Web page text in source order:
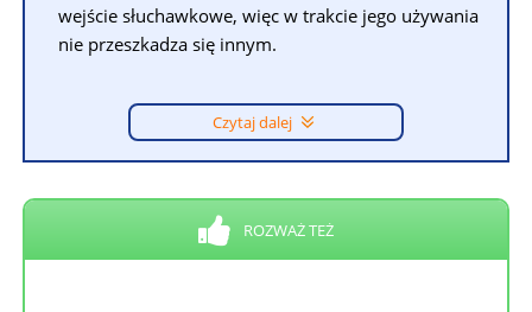
wejście słuchawkowe, więc w trakcie jego używania
nie przeszkadza się innym.
Czytaj dalej
ROZWAŻ TEŻ